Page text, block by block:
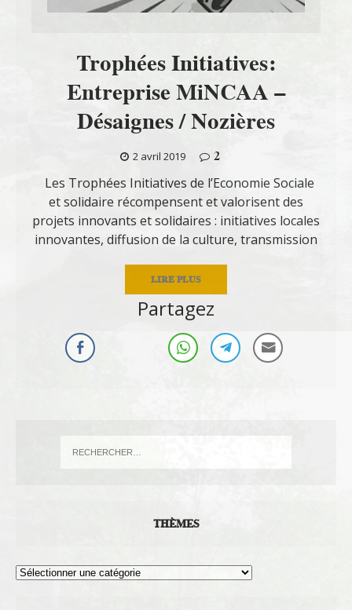
Trophées Initiatives:
Entreprise MiNCAA –
Désaignes / Nozières
2 avril 2019
2
Les Trophées Initiatives de l’Economie Sociale
et solidaire récompensent et valorisent des
projets innovants et solidaires : initiatives locales
innovantes, diffusion de la culture, transmission
LIRE PLUS
Partagez
THÈMES
Thèmes